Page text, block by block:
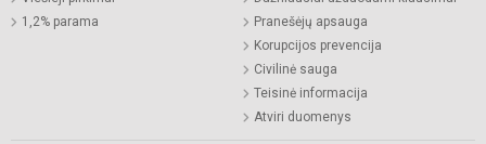
1,2% parama
Pranešėjų apsauga
Korupcijos prevencija
Civilinė sauga
Teisinė informacija
Atviri duomenys